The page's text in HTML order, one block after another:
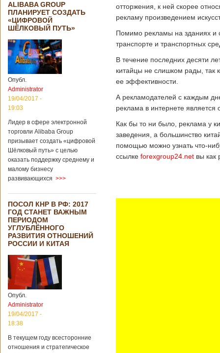
ALIBABA GROUP
ПЛАНИРУЕТ СОЗДАТЬ
«ЦИФРОВОЙ
ШЁЛКОВЫЙ ПУТЬ»
Опубл.
Administrator
19/04/2017 -
19:03
Лидер в сфере электронной
торговли Alibaba Group
призывает создать «цифровой
Шёлковый путь» с целью
оказать поддержку среднему и
малому бизнесу
развивающихся >>>
ПОСОЛ КНР В РФ: 2017
ГОД СТАНЕТ ВАЖНЫМ
ПЕРИОДОМ
УГЛУБЛЁННОГО
РАЗВИТИЯ ОТНОШЕНИЙ
РОССИИ И КИТАЯ
Опубл.
Administrator
19/04/2017 -
18:38
В текущем году всесторонние
отношения и стратегическое
отторжения, к ней скорее
рекламу произведением
Помимо рекламы на зданиях и
транспорте и транспортных
В течение последних десяти
китайцы не слишком рады, так
ее эффективности.
А рекламодателей с каждым
реклама в интернете
Как бы то ни было, реклама у
заведения, а большинство
помощью можно узнать что-
ссылке forexgroup24.net вы как